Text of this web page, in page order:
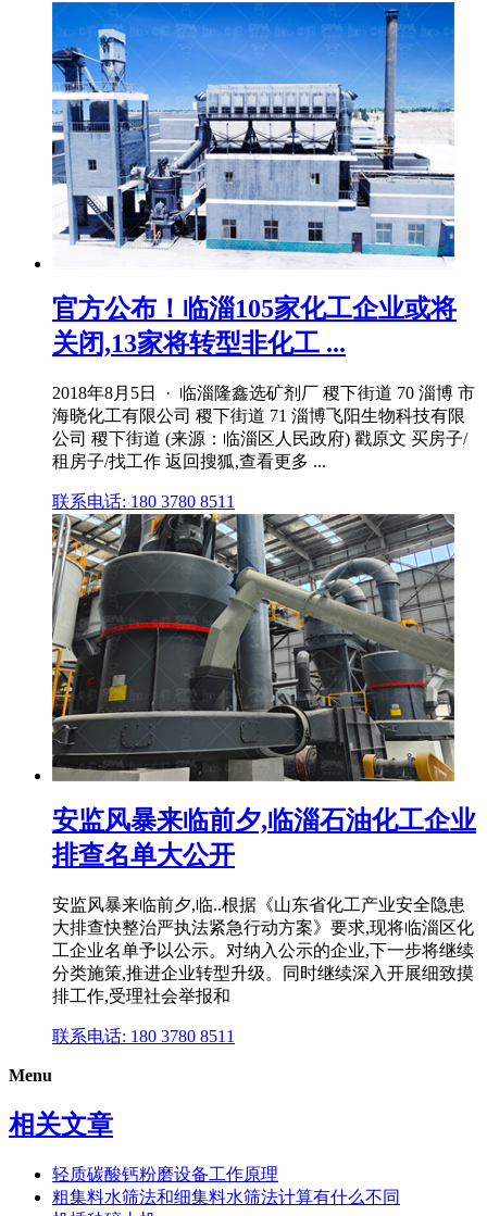
官方公布！临淄105家化工企业或将
关闭,13家将转型非化工 ...
2018年8月5日 · 临淄隆鑫选矿剂厂 稷下街道 70 淄博 市
海晓化工有限公司 稷下街道 71 淄博飞阳生物科技有限
公司 稷下街道 (来源：临淄区人民政府) 戳原文 买房子/
租房子/找工作 返回搜狐,查看更多 ...
联系电话: 180 3780 8511
安监风暴来临前夕,临淄石油化工企业
排查名单大公开
安监风暴来临前夕,临..根据《山东省化工产业安全隐患
大排查快整治严执法紧急行动方案》要求,现将临淄区化
工企业名单予以公示。对纳入公示的企业,下一步将继续
分类施策,推进企业转型升级。同时继续深入开展细致摸
排工作,受理社会举报和
联系电话: 180 3780 8511
Menu
相关文章
轻质碳酸钙粉磨设备工作原理
粗集料水筛法和细集料水筛法计算有什么不同